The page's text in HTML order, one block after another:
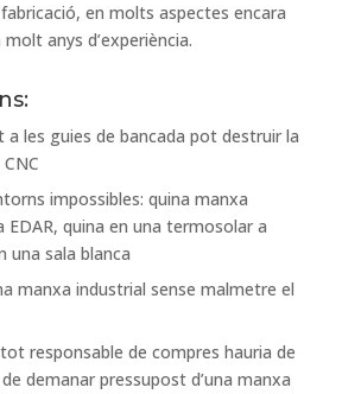
en molts aspectes encara
anys d’experiència.
a les guies de bancada pot destruir la
impossibles: quina manxa
EDAR, quina en una termosolar a
una sala blanca
manxa industrial sense malmetre el
responsable de compres hauria de
demanar pressupost d’una manxa